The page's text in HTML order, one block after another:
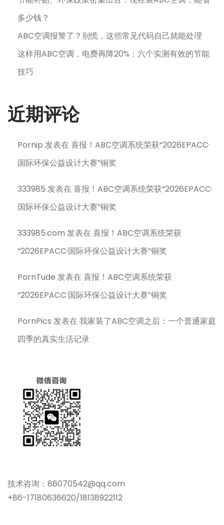
多少钱？
ABC空调报警了？别慌，这些常见代码自己就能处理
这样用ABC空调，电费再降20%：六个实测有效的节能
技巧
近期评论
Pornip 发表在喜报！ABC空调系统荣获“2026EPACC·
国际环保公益设计大赛”铜奖
333985 发表在喜报！ABC空调系统荣获“2026EPACC·
国际环保公益设计大赛”铜奖
333985.com 发表在喜报！ABC空调系统荣获
“2026EPACC·国际环保公益设计大赛”铜奖
PornTude 发表在喜报！ABC空调系统荣获
“2026EPACC·国际环保公益设计大赛”铜奖
PornPics 发表在我家装了ABC空调之后：一个普通家庭
四季的真实生活记录
技术咨询：86070542@qq.com
+86-17180636620/18138922112